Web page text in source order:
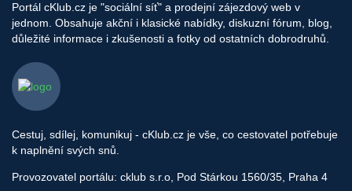
Portál cKlub.cz je "sociální síť" a prodejní zájezdový web v
jednom. Obsahuje akční i klasické nabídky, diskuzní fórum, blog,
důležité informace i zkušenosti a fotky od ostatních dobrodruhů.
Cestuj, sdílej, komunikuj - cKlub.cz je vše, co cestovatel potřebuje
k naplnění svých snů.
Provozovatel portálu: cklub s.r.o, Pod Stárkou 1560/35, Praha 4